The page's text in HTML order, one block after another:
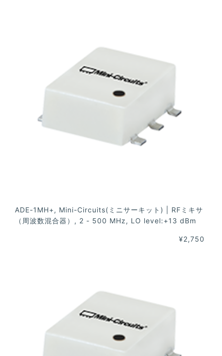
ADE-1MH+, Mini-Circuits(ミニサーキット) | RFミキサ
（周波数混合器）, 2 - 500 MHz, LO level:+13 dBm
¥2,750